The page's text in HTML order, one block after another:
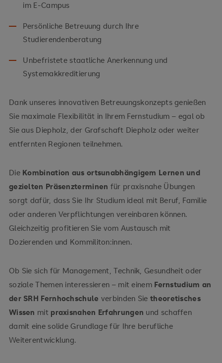
im E-Campus
Persönliche Betreuung durch Ihre
Studierendenberatung
Unbefristete staatliche Anerkennung und
Systemakkreditierung
Dank unseres innovativen Betreuungskonzepts genießen
Sie maximale Flexibilität in Ihrem Fernstudium – egal ob
Sie aus Diepholz, der Grafschaft Diepholz oder weiter
entfernten Regionen teilnehmen.
Die Kombination aus ortsunabhängigem Lernen und
gezielten Präsenzterminen für praxisnahe Übungen
sorgt dafür, dass Sie Ihr Studium ideal mit Beruf, Familie
oder anderen Verpflichtungen vereinbaren können.
Gleichzeitig profitieren Sie vom Austausch mit
Dozierenden und Kommiliton:innen.
Ob Sie sich für Management, Technik, Gesundheit oder
soziale Themen interessieren – mit einem Fernstudium an
der SRH Fernhochschule verbinden Sietheoretisches
Wissen mit praxisnahen Erfahrungen und schaffen
damit eine solide Grundlage für Ihre berufliche
Weiterentwicklung.